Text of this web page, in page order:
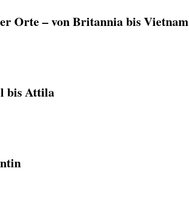
Orte – von Britannia bis Vietnam
bis Attila